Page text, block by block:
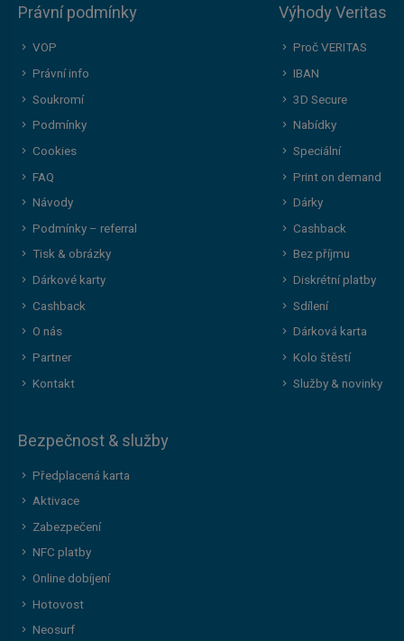
Právní podmínky
VOP
Právní info
Soukromí
Podmínky
Cookies
FAQ
Návody
Podmínky – referral
Tisk & obrázky
Dárkové karty
Cashback
O nás
Partner
Kontakt
Výhody Veritas
Proč VERITAS
IBAN
3D Secure
Nabídky
Speciální
Print on demand
Dárky
Cashback
Bez příjmu
Diskrétní platby
Sdílení
Dárková karta
Kolo štěstí
Služby & novinky
Bezpečnost & služby
Předplacená karta
Aktivace
Zabezpečení
NFC platby
Online dobíjení
Hotovost
Neosurf